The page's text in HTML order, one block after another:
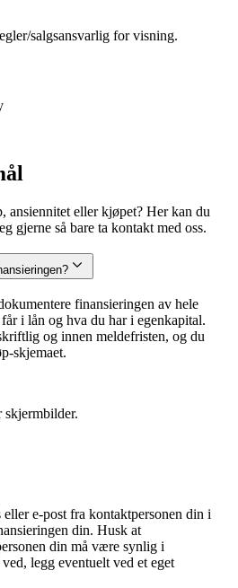
salgsansvarlig for visning.
ansiennitet eller kjøpet? Her kan du
gjerne så bare ta kontakt med oss.
finansieringen av hele
i lån og hva du har i egenkapital.
og innen meldefristen, og du
skjemaet.
skjermbilder.
e-post fra kontaktpersonen din i
din. Husk at
din må være synlig i
legg eventuelt ved et eget